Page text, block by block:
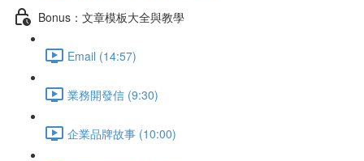
Bonus：文章模板大全與教學
Email (14:57)
業務開發信 (9:30)
企業品牌故事 (10:00)